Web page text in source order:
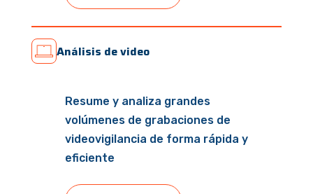
Análisis de video
Resume y analiza grandes
volúmenes de grabaciones de
videovigilancia de forma rápida y
eficiente